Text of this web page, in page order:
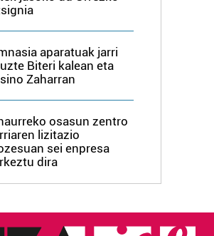
unetan alda edo ken dezakezu
adierazpenean.
propioak eta hirugarrenen cookie-
ditu. Zure esperientzia eta
asmoz, cookie teknologiaz
hau onartuz gero, teknologia hori
esplizitua ematen diguzu.
aparatuak jarri
Biteri kalean eta
Zaharran
osasun zentro
lizitazio
sei enpresa
dira